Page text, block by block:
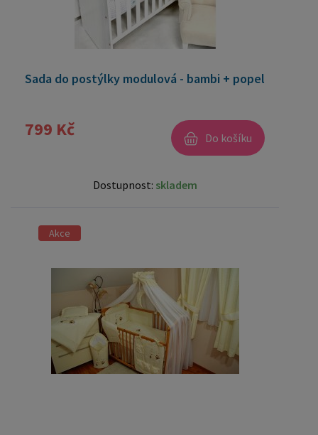
Sada do postýlky modulová - bambi + popel
799 Kč Do košíku
Dostupnost: skladem
Akce